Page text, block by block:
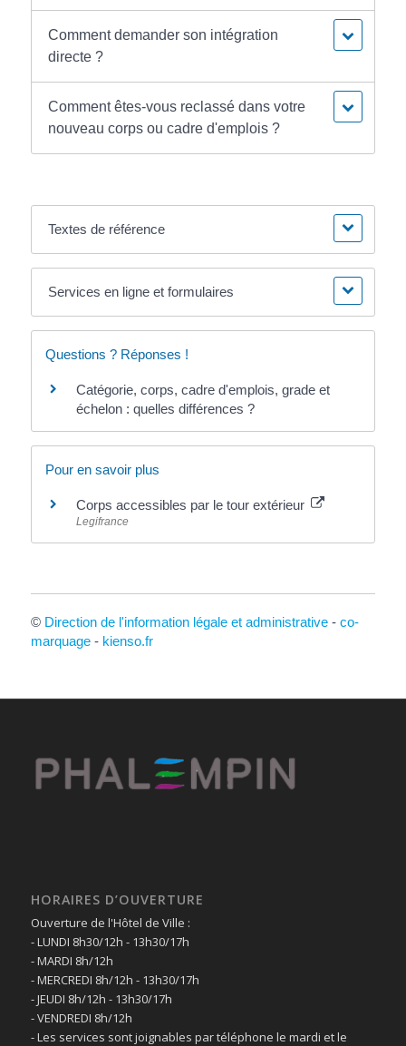
Comment demander son intégration
directe ?
Comment êtes-vous reclassé dans votre
nouveau corps ou cadre d'emplois ?
Textes de référence
Services en ligne et formulaires
Questions ? Réponses !
Catégorie, corps, cadre d'emplois, grade et
échelon : quelles différences ?
Pour en savoir plus
Corps accessibles par le tour extérieur
Legifrance
© Direction de l'information légale et administrative- co-
marquage- kienso.fr
HORAIRES D’OUVERTURE
Ouverture de l'Hôtel de Ville :
- LUNDI 8h30/12h - 13h30/17h
- MARDI 8h/12h
- MERCREDI 8h/12h - 13h30/17h
- JEUDI 8h/12h - 13h30/17h
- VENDREDI 8h/12h
- Les services sont joignables par téléphone le mardi et le